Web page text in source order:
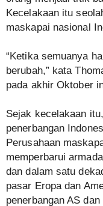
Kecelakaan itu
maskapai nasional
“Ketika semuanya
berubah,” kata
pada akhir Oktober
Sejak kecelakaan
penerbangan
Perusahaan
memperbarui
dan dalam satu
pasar Eropa dan
penerbangan AS